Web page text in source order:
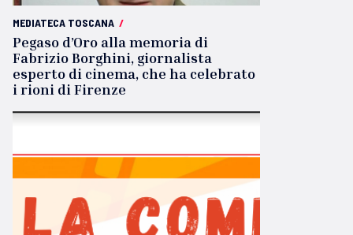
MEDIATECA TOSCANA /
Pegaso d’Oro alla memoria di
Fabrizio Borghini, giornalista
esperto di cinema, che ha celebrato
i rioni di Firenze